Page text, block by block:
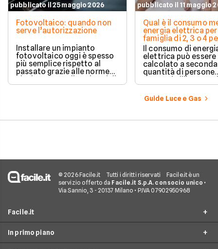
pubblicato il 25 maggio 2026
Fotovoltaico: quando non
serve l’autorizzazione
Installare un impianto
fotovoltaico oggi è spesso
più semplice rispetto al
passato grazie alle norme
che hanno ampliato i casi di
edilizia libera.
pubblicato il 11 maggio
Qual è il consumo
energia elettrica per
famiglia di 2, 3 o 4
Il consumo di
elettrica può essere
calcolato a
quantità di persone
presenti all'interno
determinato
numerosi i fattori
influenzano questo
considerazione per
Guide Luce e Gas
© 2026 Facile.it Tutti i diritti riservati
Facile.it è un
servizio offerto da Facile.it S.p.A. con socio unico •
Via Sannio, 3 - 20137 Milano • P.IVA 07902950968
Facile.it
Assicurazioni
In primo piano